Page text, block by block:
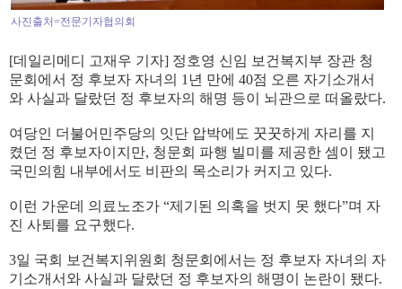
사진출처=전문기자협의회
[데일리메디 고재우 기자] 정호영 신임 보건복지부 장관 청
문회에서 정 후보자 자녀의 1년 만에 40점 오른 자기소개서
와 사실과 달랐던 정 후보자의 해명 등이 뇌관으로 떠올랐다.
여당인 더불어민주당의 잇단 압박에도 꿋꿋하게 자리를 지
켰던 정 후보자이지만, 청문회 파행 빌미를 제공한 셈이 됐고
국민의힘 내부에서도 비판의 목소리가 커지고 있다.
이런 가운데 의료노조가 “제기된 의혹을 벗지 못 했다”며 자
진 사퇴를 요구했다.
3일 국회 보건복지위원회 청문회에서는 정 후보자 자녀의 자
기소개서와 사실과 달랐던 정 후보자의 해명이 논란이 됐다.